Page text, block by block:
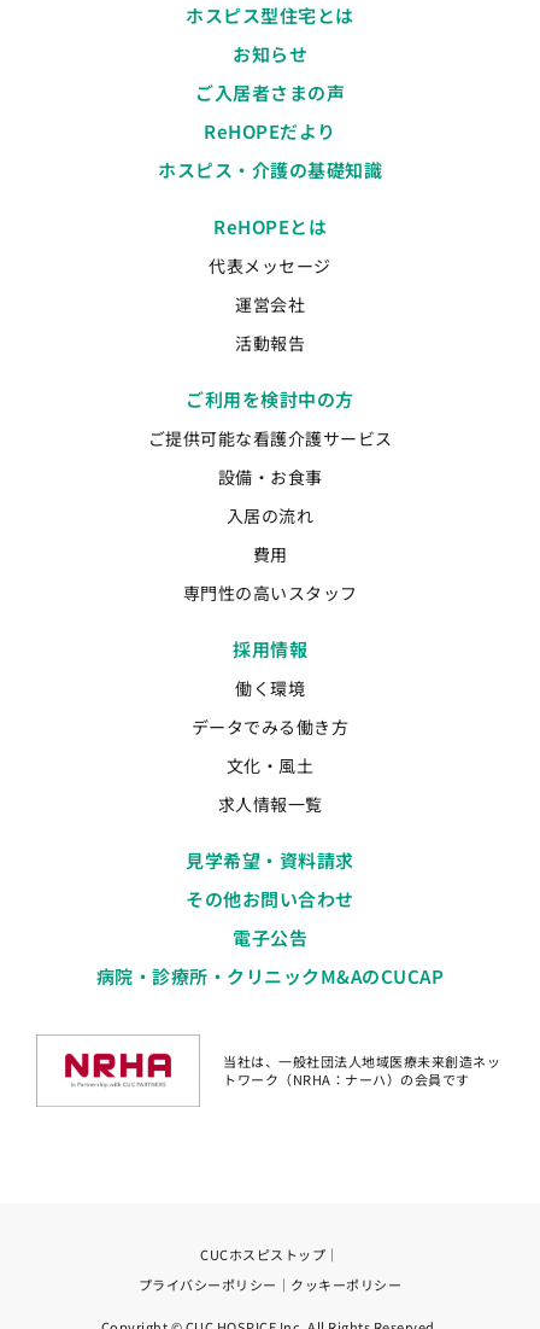
ホスピス型住宅とは
お知らせ
ご入居者さまの声
ReHOPEだより
ホスピス・介護の基礎知識
ReHOPEとは
代表メッセージ
運営会社
活動報告
ご利用を検討中の方
ご提供可能な看護介護サービス
設備・お食事
入居の流れ
費用
専門性の高いスタッフ
採用情報
働く環境
データでみる働き方
文化・風土
求人情報一覧
見学希望・資料請求
その他お問い合わせ
電子公告
病院・診療所・クリニックM&AのCUCAP
当社は、一般社団法人地域医療未来創造ネッ
トワーク（NRHA：ナーハ）の会員です
CUCホスピストップ ｜
プライバシーポリシー ｜ クッキーポリシー